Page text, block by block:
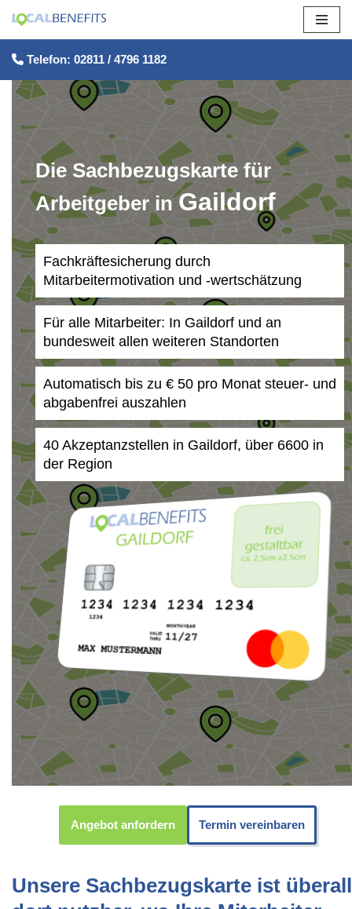
Zum
Inhalt
springen
Telefon: 02811 / 4796 1182
Die Sachbezugskarte für
Arbeitgeber inGaildorf
Fachkräftesicherung durch
Mitarbeitermotivation und -wertschätzung
Für alle Mitarbeiter: In Gaildorf und an
bundesweit allen weiteren Standorten
Automatisch bis zu € 50 pro Monat steuer- und
abgabenfrei auszahlen
40 Akzeptanzstellen in Gaildorf, über 6600 in
der Region
Angebot anfordern Termin vereinbaren
Unsere Sachbezugskarte ist überall